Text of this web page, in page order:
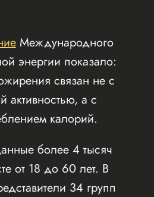
Международного
энергии показало:
связан не с
активностью, а с
калорий.
более 4 тысяч
от 18 до 60 лет. В
34 групп